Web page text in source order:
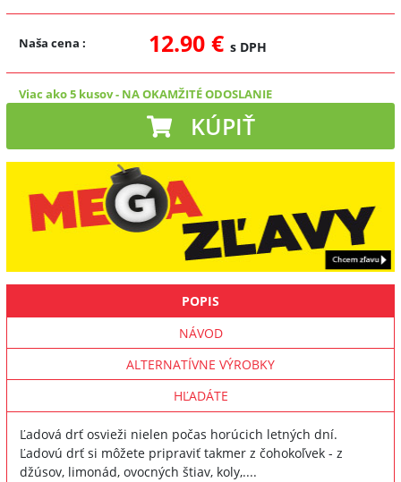
Naša cena : 12.90 € s DPH
Viac ako 5 kusov- NA OKAMŽITÉ ODOSLANIE
KÚPIŤ
POPIS
NÁVOD
ALTERNATÍVNE VÝROBKY
HĽADÁTE
Ľadová drť osvieži nielen počas horúcich letných dní.
Ľadovú drť si môžete pripraviť takmer z čohokoľvek - z
džúsov, limonád, ovocných štiav, koly,....